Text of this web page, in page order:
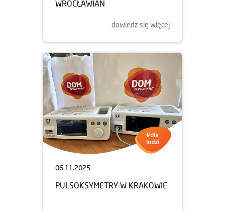
WROCŁAWIAN
dowiedz się więcej
06.11.2025
PULSOKSYMETRY W KRAKOWIE